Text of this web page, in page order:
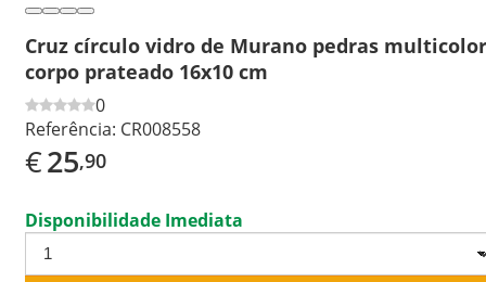
Cruz círculo vidro de Murano pedras multicolor
corpo prateado 16x10 cm
0
Referência: CR008558
€25,90
Disponibilidade Imediata